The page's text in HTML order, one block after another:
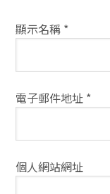
顯示名稱 *
電子郵件地址 *
個人網站網址